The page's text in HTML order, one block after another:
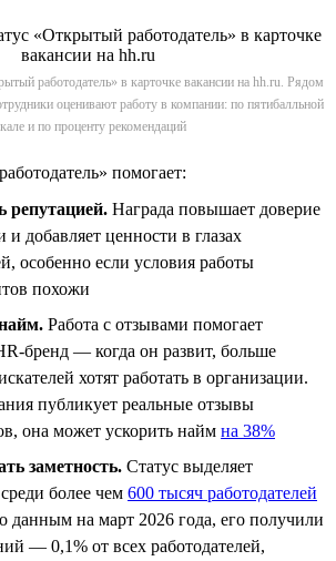
работодатель» в карточке вакансии на hh.ru. Рядом
оценивают работу в компании: по пятибалльной
и по проценту рекомендаций
помогает:
репутацией. Награда повышает доверие
и добавляет ценности в глазах
особенно если условия работы
похожи
Работа с отзывами помогает
бренд — когда он развит, больше
хотят работать в организации.
публикует реальные отзывы
она может ускорить найм на 38%
заметность. Статус выделяет
более чем 600 тысяч работодателей
данным на март 2026 года, его получили
— 0,1% от всех работодателей,